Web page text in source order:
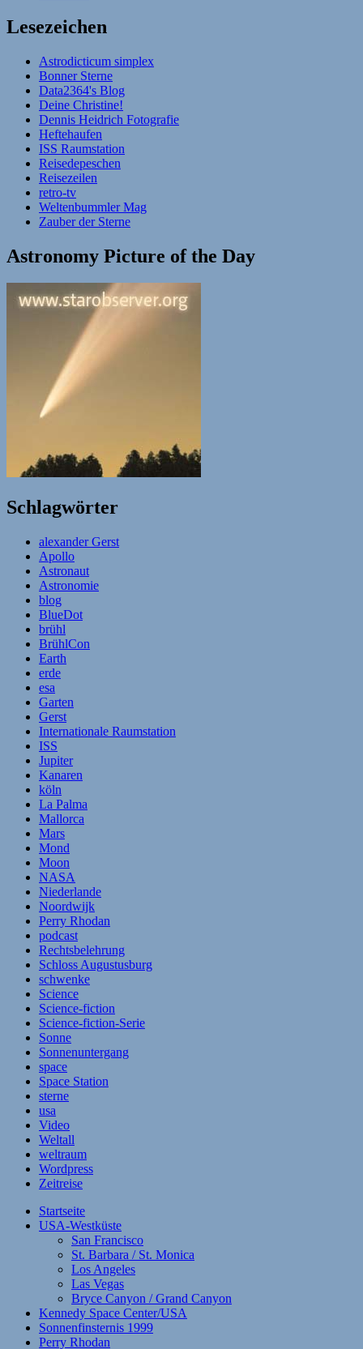
Lesezeichen
Astrodicticum simplex
Bonner Sterne
Data2364's Blog
Deine Christine!
Dennis Heidrich Fotografie
Heftehaufen
ISS Raumstation
Reisedepeschen
Reisezeilen
retro-tv
Weltenbummler Mag
Zauber der Sterne
Astronomy Picture of the Day
Schlagwörter
alexander Gerst
Apollo
Astronaut
Astronomie
blog
BlueDot
brühl
BrühlCon
Earth
erde
esa
Garten
Gerst
Internationale Raumstation
ISS
Jupiter
Kanaren
köln
La Palma
Mallorca
Mars
Mond
Moon
NASA
Niederlande
Noordwijk
Perry Rhodan
podcast
Rechtsbelehrung
Schloss Augustusburg
schwenke
Science
Science-fiction
Science-fiction-Serie
Sonne
Sonnenuntergang
space
Space Station
sterne
usa
Video
Weltall
weltraum
Wordpress
Zeitreise
Startseite
USA-Westküste
San Francisco
St. Barbara / St. Monica
Los Angeles
Las Vegas
Bryce Canyon / Grand Canyon
Kennedy Space Center/USA
Sonnenfinsternis 1999
Perry Rhodan